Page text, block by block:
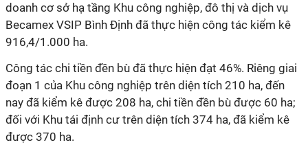
doanh cơ sở hạ tầng Khu công nghiệp, đô thị và dịch vụ
Becamex VSIP Bình Định đã thực hiện công tác kiểm kê
916,4/1.000 ha.
Công tác chi tiền đền bù đã thực hiện đạt 46%. Riêng giai
đoạn 1 của Khu công nghiệp trên diện tích 210 ha, đến
nay đã kiểm kê được 208 ha, chi tiền đền bù được 60 ha;
đối với Khu tái định cư trên diện tích 374 ha, đã kiểm kê
được 370 ha.